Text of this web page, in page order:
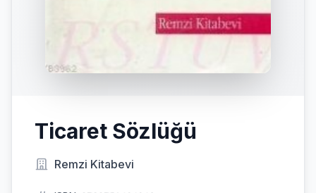
Ticaret Sözlüğü
Remzi Kitabevi